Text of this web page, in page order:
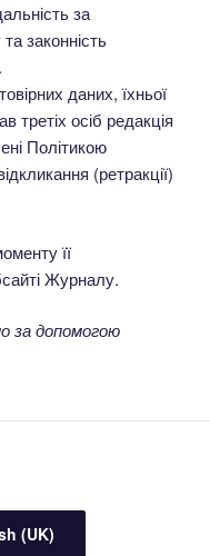
за
та законність
даних, їхньої
третіх осіб редакція
Політикою
(ретракції)
її
Журналу.
за допомогою